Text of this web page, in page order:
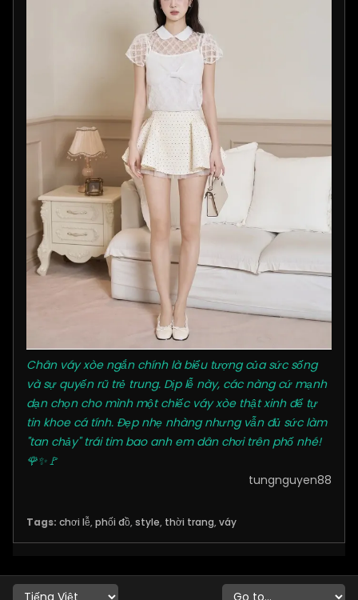
Chân váy xòe ngắn chính là biểu tượng của sức sống
và sự quyến rũ trẻ trung. Dịp lễ này, các nàng cứ mạnh
dạn chọn cho mình một chiếc váy xòe thật xinh để tự
tin khoe cá tính. Đẹp nhẹ nhàng nhưng vẫn đủ sức làm
"tan chảy" trái tim bao anh em dân chơi trên phố nhé!
🌹✨🚩
tungnguyen88
Tags: chơi lễ, phối đồ, style, thời trang, váy